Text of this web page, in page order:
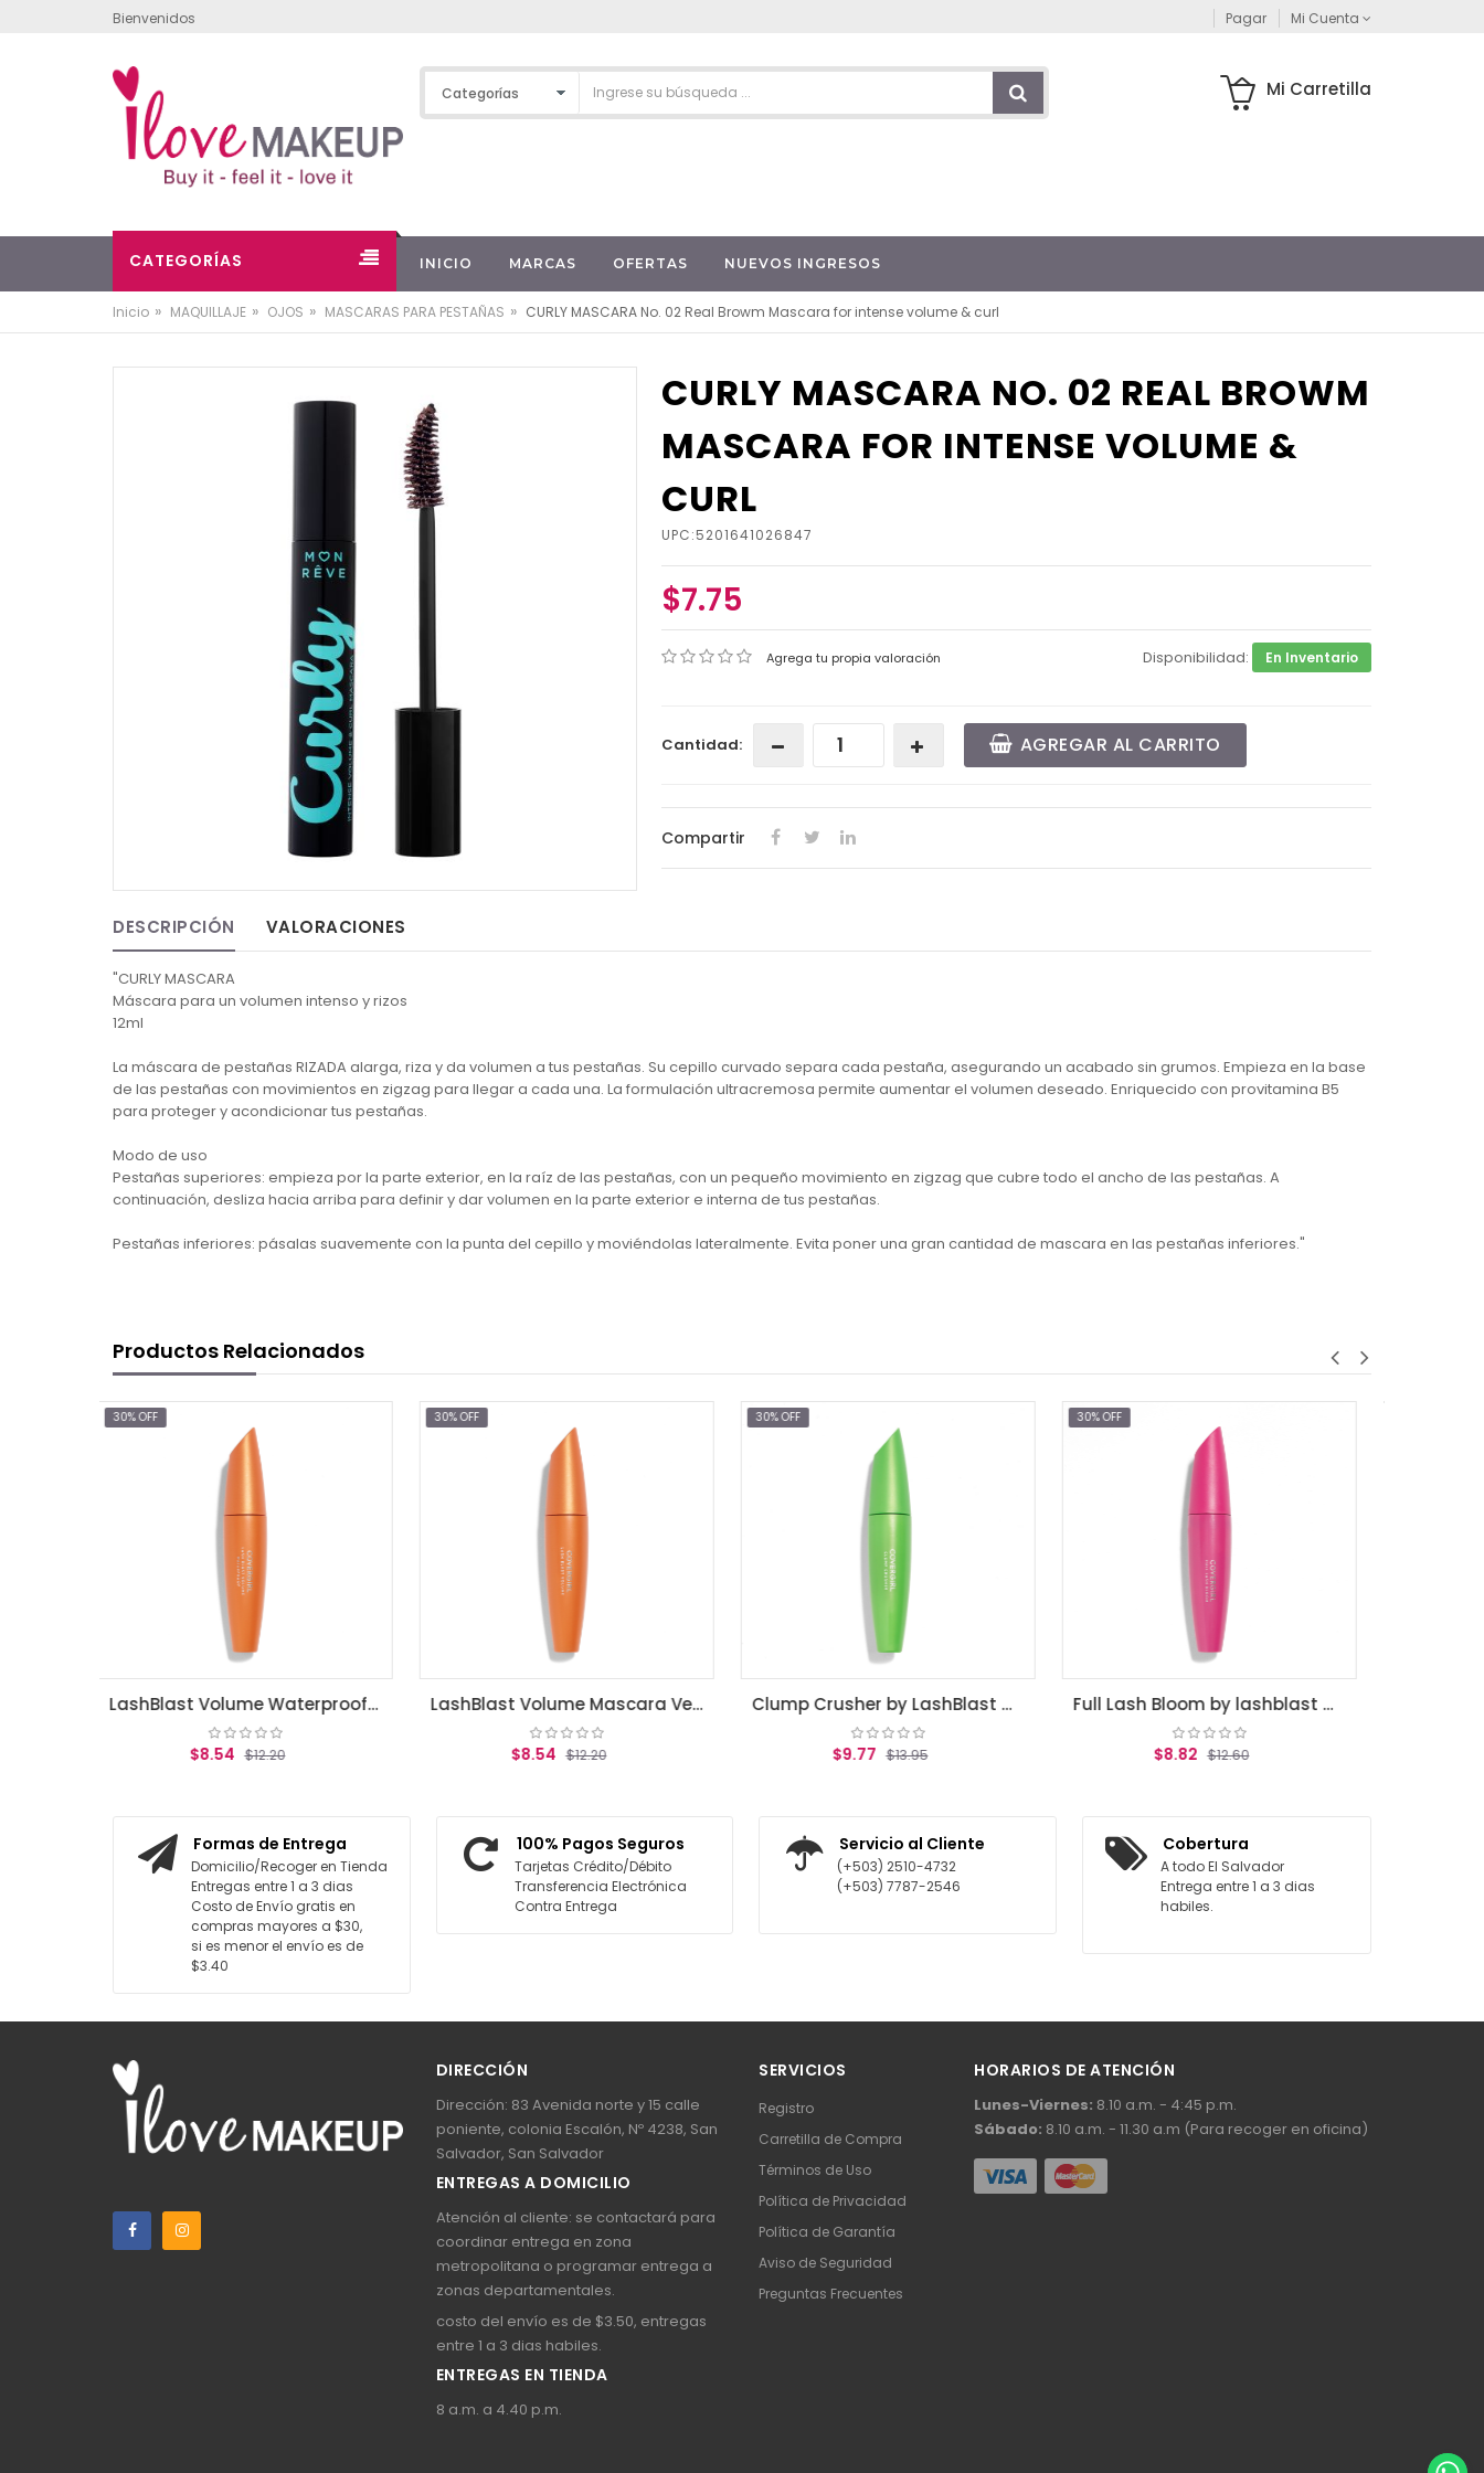
Bienvenidos Pagar Mi Cuenta
Mi Carretilla
CATEGORÍAS INICIO MARCAS OFERTAS NUEVOS INGRESOS
Inicio » MAQUILLAJE » OJOS » MASCARAS PARA PESTAÑAS » CURLY MASCARA No. 02 Real Browm Mascara for intense volume & curl
CURLY MASCARA NO. 02 REAL BROWM
MASCARA FOR INTENSE VOLUME &
CURL
UPC:5201641026847
$7.75
Agrega tu propia valoración Disponibilidad: En Inventario
Cantidad: AGREGAR AL CARRITO
Compartir
DESCRIPCIÓN VALORACIONES
"CURLY MASCARA
Máscara para un volumen intenso y rizos
12ml
La máscara de pestañas RIZADA alarga, riza y da volumen a tus pestañas. Su cepillo curvado separa cada pestaña, asegurando un acabado sin grumos. Empieza en la base
de las pestañas con movimientos en zigzag para llegar a cada una. La formulación ultracremosa permite aumentar el volumen deseado. Enriquecido con provitamina B5
para proteger y acondicionar tus pestañas.
Modo de uso
Pestañas superiores: empieza por la parte exterior, en la raíz de las pestañas, con un pequeño movimiento en zigzag que cubre todo el ancho de las pestañas. A
continuación, desliza hacia arriba para definir y dar volumen en la parte exterior e interna de tus pestañas.
Pestañas inferiores: pásalas suavemente con la punta del cepillo y moviéndolas lateralmente. Evita poner una gran cantidad de mascara en las pestañas inferiores."
Productos Relacionados
$8.54 $9.77 $8.82
$8.40
Formas de Entrega
Domicilio/Recoger en Tienda
Entregas entre 1 a 3 dias
Costo de Envío gratis en
compras mayores a $30,
si es menor el envío es de
$3.40
100% Pagos Seguros
Tarjetas Crédito/Débito
Transferencia Electrónica
Contra Entrega
Servicio al Cliente
(+503) 2510-4732
(+503) 7787-2546
Cobertura
A todo El Salvador
Entrega entre 1 a 3 dias
habiles.
DIRECCIÓN
Dirección: 83 Avenida norte y 15 calle
poniente, colonia Escalón, Nº 4238, San
Salvador, San Salvador
ENTREGAS A DOMICILIO
Atención al cliente: se contactará para
coordinar entrega en zona
metropolitana o programar entrega a
zonas departamentales.
costo del envío es de $3.50, entregas
entre 1 a 3 dias habiles.
ENTREGAS EN TIENDA
8 a.m. a 4.40 p.m.
SERVICIOS
Registro
Carretilla de Compra
Términos de Uso
Política de Privacidad
Política de Garantía
Aviso de Seguridad
Preguntas Frecuentes
HORARIOS DE ATENCIÓN
Lunes-Viernes: 8.10 a.m. - 4:45 p.m.
Sábado: 8.10 a.m. - 11.30 a.m (Para recoger en oficina)